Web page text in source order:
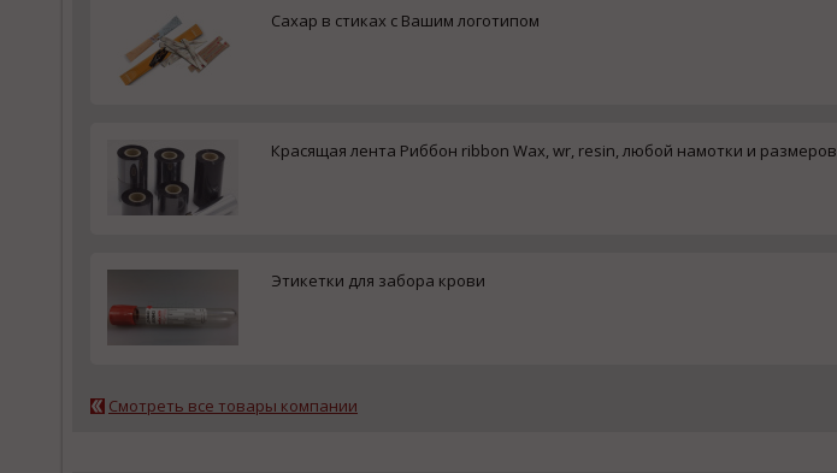
Сахар в стиках с Вашим логотипом
Красящая лента Риббон ribbon Wax, wr, resin, любой намотки и размеров
Этикетки для забора крови
Смотреть все товары компании